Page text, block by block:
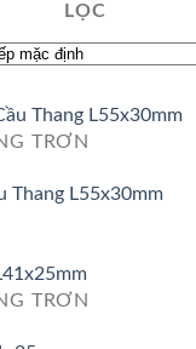
LỌC
TRƠN
Thang L55x30mm
TRƠN